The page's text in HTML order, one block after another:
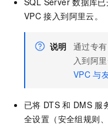
VPC 接入到阿里云。
说明 通过专
入到阿
VPC 与
已将 DTS 和 DMS 服
全设置（安全组规则